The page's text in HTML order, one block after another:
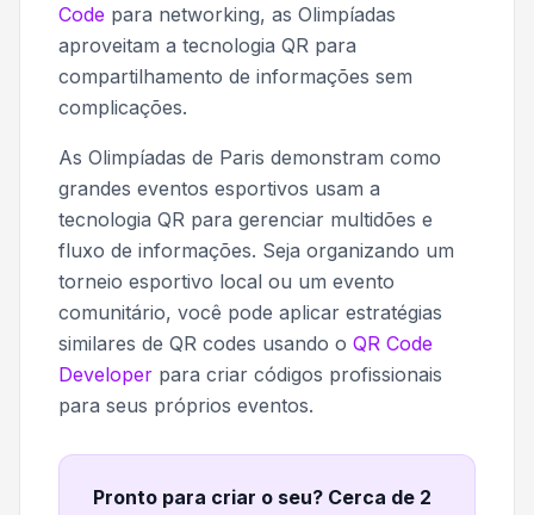
Code para networking, as Olimpíadas
aproveitam a tecnologia QR para
compartilhamento de informações sem
complicações.
As Olimpíadas de Paris demonstram como
grandes eventos esportivos usam a
tecnologia QR para gerenciar multidões e
fluxo de informações. Seja organizando um
torneio esportivo local ou um evento
comunitário, você pode aplicar estratégias
similares de QR codes usando o QR Code
Developer para criar códigos profissionais
para seus próprios eventos.
Pronto para criar o seu? Cerca de 2